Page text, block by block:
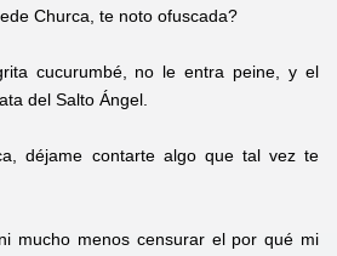
Churca, te noto ofuscada?
cucurumbé, no le entra peine, y el
del Salto Ángel.
déjame contarte algo que tal vez te
mucho menos censurar el por qué mi